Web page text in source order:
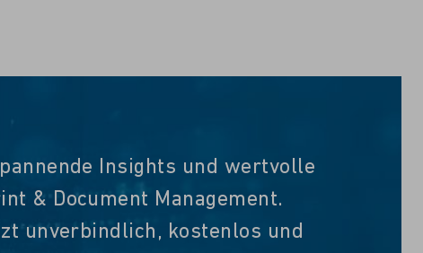
Insights und wertvolle
& Document Management.
unverbindlich, kostenlos und